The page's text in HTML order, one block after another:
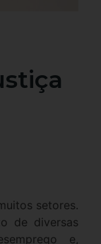
setores.
de diversas
e,